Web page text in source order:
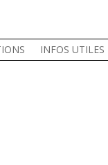
INFOS UTILES